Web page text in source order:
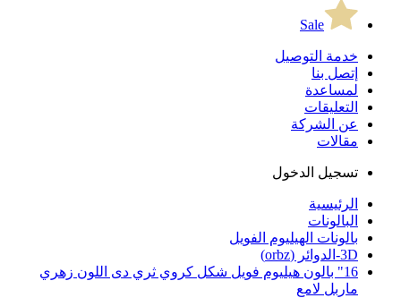
Sale
خدمة التوصيل
إتصل بنا
لمساعدة
التعليقات
عن الشركة
مقالات
تسجيل الدخول
الرئيسية
البالونات
بالونات الهيليوم الفويل
3D-الدوائر (orbz)
16" بالون هيليوم فويل شكل كروي ثري دى اللون زهري
ماربل لامع